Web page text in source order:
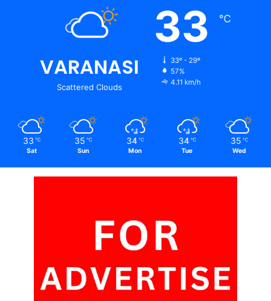
VARANASI
Scattered Clouds
33 ℃
33º - 29º
57%
4.11 km/h
33 ℃
Sat
35 ℃
Sun
34 ℃
Mon
34 ℃
Tue
35 ℃
Wed